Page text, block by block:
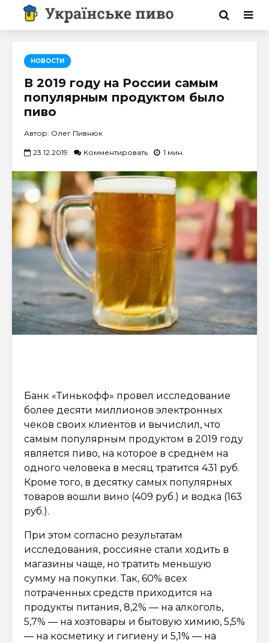
НОВОСТИ
В 2019 году на России самым
популярным продуктом было
пиво
Автор: Олег Пивнюк
23.12.2019 Комментировать 1 мин.
Банк «Тинькофф» провел исследование
более десяти миллионов электронных
чеков своих клиентов и вычислил, что
самым популярным продуктом в 2019 году
является пиво, на которое в среднем на
одного человека в месяц тратится 431 руб.
Кроме того, в десятку самых популярных
товаров вошли вино (409 руб.) и водка (163
руб.).
При этом согласно результатам
исследования, россияне стали ходить в
магазины чаще, но тратить меньшую
сумму на покупки. Так, 60% всех
потраченных средств приходится на
продукты питания, 8,2% — на алкоголь,
5,7% — на хозтовары и бытовую химию, 5,5%
— на косметику и гигиену и 5,1% — на